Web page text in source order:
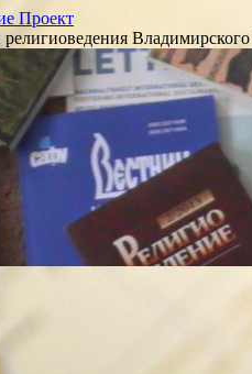
Проект
Владимирского